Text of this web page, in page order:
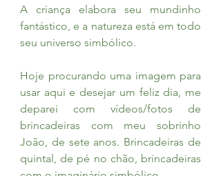
A criança elabora seu mundinho
fantástico, e a natureza está em todo
seu universo simbólico.
Hoje procurando uma imagem para
usar aqui e desejar um feliz dia, me
deparei com vídeos/fotos de
brincadeiras com meu sobrinho
João, de sete anos. Brincadeiras de
quintal, de pé no chão, brincadeiras